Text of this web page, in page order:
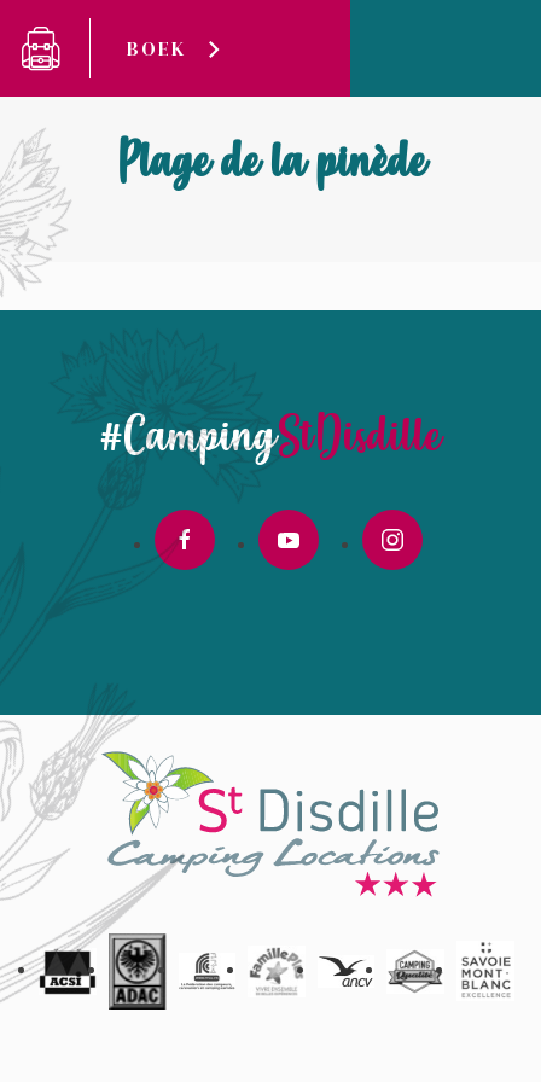
BOEK
Camping Saint-Disdille
Plage de la pinède
#CampingStDisdille
facebook youtube instagram
Cookies beheer paneel